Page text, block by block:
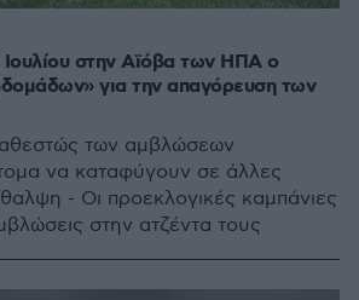
Ιουλίου στην Αϊόβα των ΗΠΑ ο
για την απαγόρευση των
των αμβλώσεων
να καταφύγουν σε άλλες
- Οι προεκλογικές καμπάνιες
στην ατζέντα τους